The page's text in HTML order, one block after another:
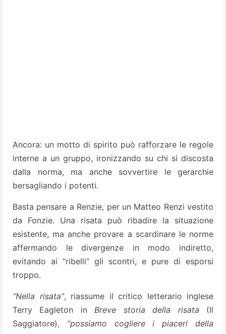
Ancora: un motto di spirito può rafforzare le regole
interne a un gruppo, ironizzando su chi si discosta
dalla norma, ma anche sovvertire le gerarchie
bersagliando i potenti.
Basta pensare a Renzie, per un Matteo Renzi vestito
da Fonzie. Una risata può ribadire la situazione
esistente, ma anche provare a scardinare le norme
affermando le divergenze in modo indiretto,
evitando ai “ribelli” gli scontri, e pure di esporsi
troppo.
“Nella risata”, riassume il critico letterario inglese
Terry Eagleton inBreve storia della risata (Il
Saggiatore), “possiamo cogliere i piaceri della